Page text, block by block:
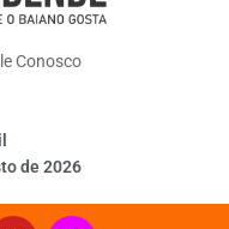
Conosco
de 2026